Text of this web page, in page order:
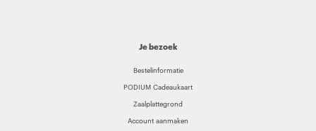
Je bezoek
Bestelinformatie
PODIUM Cadeaukaart
Zaalplattegrond
Account aanmaken